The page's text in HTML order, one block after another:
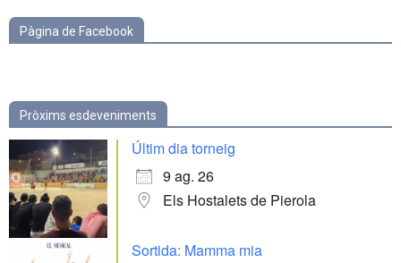
Pàgina de Facebook
Pròxims esdeveniments
Últim dia torneig
9 ag. 26
Els Hostalets de Pierola
Sortida: Mamma mia